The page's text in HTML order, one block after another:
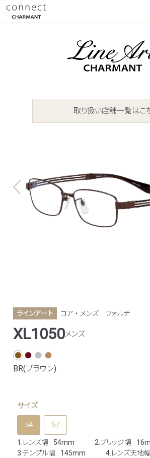
取り扱い店舗一覧はこ
ラインアート コア ・ メンズ フォルテ
XL1050メンズ
BR(ブラウン)
サイズ
54 57
1.レンズ幅 54mm 2.ブリッジ幅
3.テンプル幅
145mm 4.レンズ天地